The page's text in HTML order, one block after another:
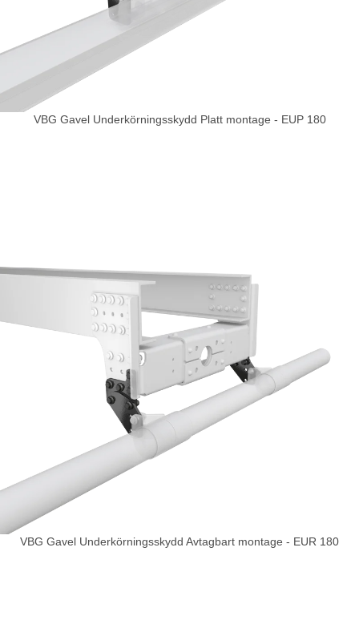
VBG Gavel Underkörningsskydd Platt montage - EUP 180
VBG Gavel Underkörningsskydd Avtagbart montage - EUR 180